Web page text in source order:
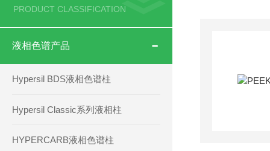
PRODUCT CLASSIFICATION
液相色谱产品
Hypersil BDS液相色谱柱
Hypersil Classic系列液相柱
HYPERCARB液相色谱柱